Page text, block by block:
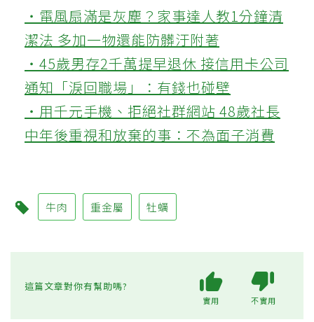
‧電風扇滿是灰塵？家事達人教1分鐘清
潔法 多加一物還能防髒汙附著
‧45歲男存2千萬提早退休 接信用卡公司
通知「淚回職場」：有錢也碰壁
‧用千元手機、拒絕社群網站 48歲社長
中年後重視和放棄的事：不為面子消費
牛肉 重金屬 牡蠣
這篇文章對你有幫助嗎?
實用 不實用